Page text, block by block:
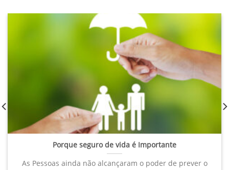
Porque seguro de vida é Importante
As Pessoas ainda não alcançaram o poder de prever o